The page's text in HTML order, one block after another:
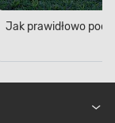
Jak prawidłowo